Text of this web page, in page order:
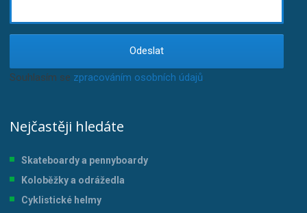
Odeslat
Souhlasím se zpracováním osobních údajů.
Nejčastěji hledáte
Skateboardy a pennyboardy
Koloběžky a odrážedla
Cyklistické helmy